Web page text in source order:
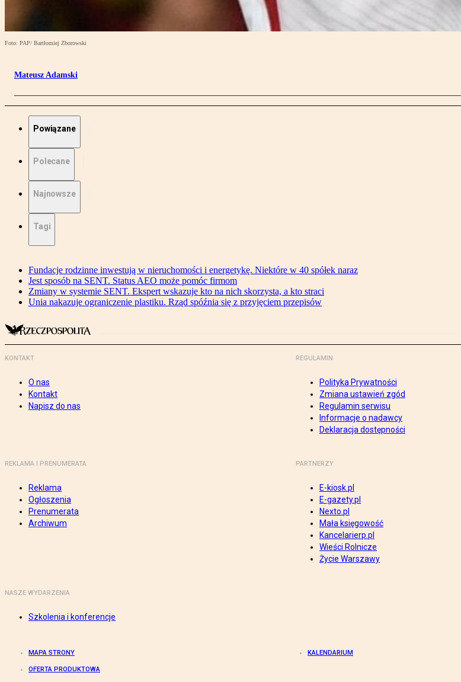
Foto: PAP/ Bartłomiej Zborowski
Mateusz Adamski
Powiązane
Polecane
Najnowsze
Tagi
Fundacje rodzinne inwestują w nieruchomości i energetykę. Niektóre w 40 spółek naraz
Jest sposób na SENT. Status AEO może pomóc firmom
Zmiany w systemie SENT. Ekspert wskazuje kto na nich skorzysta, a kto straci
Unia nakazuje ograniczenie plastiku. Rząd spóźnia się z przyjęciem przepisów
KONTAKT
O nas
Kontakt
Napisz do nas
REGULAMIN
Polityka Prywatności
Zmiana ustawień zgód
Regulamin serwisu
Informacje o nadawcy
Deklaracja dostępności
REKLAMA I PRENUMERATA
Reklama
Ogłoszenia
Prenumerata
Archiwum
PARTNERZY
E-kiosk.pl
E-gazety.pl
Nexto.pl
Mała księgowość
Kancelarierp.pl
Wieści Rolnicze
Życie Warszawy
NASZE WYDARZENIA
Szkolenia i konferencje
MAPA STRONY KALENDARIUM
OFERTA PRODUKTOWA